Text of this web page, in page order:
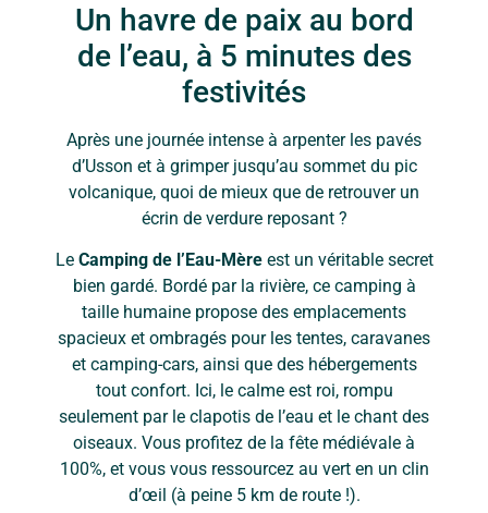
Un havre de paix au bord
de l’eau, à 5 minutes des
festivités
Après une journée intense à arpenter les pavés
d’Usson et à grimper jusqu’au sommet du pic
volcanique, quoi de mieux que de retrouver un
écrin de verdure reposant ?
Le Camping de l’Eau-Mèreest un véritable secret
bien gardé. Bordé par la rivière, ce camping à
taille humaine propose des emplacements
spacieux et ombragés pour les tentes, caravanes
et camping-cars, ainsi que des hébergements
tout confort. Ici, le calme est roi, rompu
seulement par le clapotis de l’eau et le chant des
oiseaux. Vous profitez de la fête médiévale à
100%, et vous vous ressourcez au vert en un clin
d’œil (à peine 5 km de route !).